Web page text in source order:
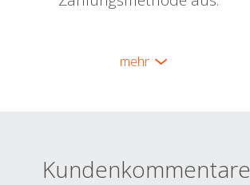
mehr
Kundenkommentare